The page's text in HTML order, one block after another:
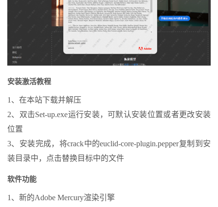
安装激活教程
1、在本站下载并解压
2、双击Set-up.exe运行安装，可默认安装位置或者更改安装
位置
3、安装完成，将crack中的euclid-core-plugin.pepper复制到安
装目录中，点击替换目标中的文件
软件功能
1、新的Adobe Mercury渲染引擎